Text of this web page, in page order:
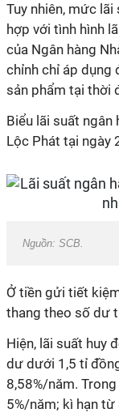
Tuy nhiên, mức
hợp với tình hình
của Ngân hàng
chỉnh chỉ áp dụng
sản phẩm tại thời
Biểu lãi suất
Lộc Phát tại ngày
Nguồn: SCB.
Ở tiền gửi tiết
thang theo số dư
Hiện, lãi suất huy
dư dưới 1,5 tỉ
8,58%/năm.
5%/năm; kì hạn từ